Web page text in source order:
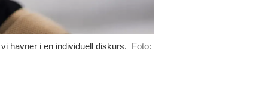
havner i en individuell diskurs. Foto: